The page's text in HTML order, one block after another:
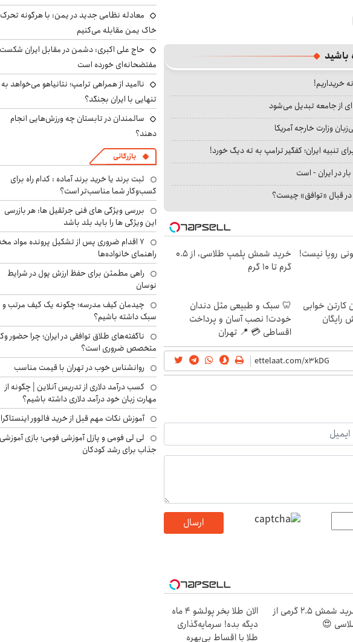
باشید
خریداریم!
از جامعه تبدیل می‌شود
وزارت خارجه آمریکا
تنبیه ایران؛ کفگیر ترامپ به ته دیگ خورد!
در ایران - است
در قبال «توافق» چیست؟
800 میلیونی رویا نیست!
خرید شمش پلمپ طلاسی، از ۰.۵
گرم تا ۱۰ گرم
کارتن خوابی
رایگان
🦷 سبک و طبیعی مثل دندان
خودت! نصب آسان و پرداخت
اقساطی 💳 📍 تهران
ارسال
خرید شمش 2.5 گرمی از
😍
الان طلا بخر پولشو 4 ماه
دیگه بده! سرمایه‌گذاری
طلا با اقساط بی‌بهره
معادله نظامی جدید در یمن: با هرگونه
خاک یمن مقابله می‌کنیم
حاج علی اکبری: دشمن در مقابل ایران شکست
مفتضحانه‌ای خورده است
ناامید از همراهی ترامپ؛ نتانیاهو می‌خواهد به
تنهایی با ایران بجنگد؟
سالمندان در تابستان چه ورزش‌هایی انجام
دهند؟
بازرگانی
ثبت برند یا خرید برند آماده : کدام راه برای
کسب‌وکار شما مناسب‌تر است؟
بررسی ویژگی های فنی جرثقیل ها: هر بازرسی
این ویژگی ها را باید بلد باشد
۷ اقدام ضروری پس از تشکیل پرونده مواد
راهنمای خانواده‌ها
راهی مطمئن برای حفظ ارزش پول در شرایط
نوسان
چیدمان کیف مدرسه؛ چگونه یک کیف مرتب و
سبک داشته باشیم؟
ناگفته‌های طلاق توافقی در ایران؛ چرا حضور
متخصص ضروری است؟
روانشناس خوب در تهران با قیمت مناسب
کسب درآمد دلاری از تدریس آنلاین | چگونه از
مهارت زبان خود درآمد دلاری داشته باشیم؟
آموزش نکات مهم قبل از خرید فالوور
لی لی فومی و پازل آموزشی فومی؛ بازی آموزشی
جذاب برای رشد کودکان